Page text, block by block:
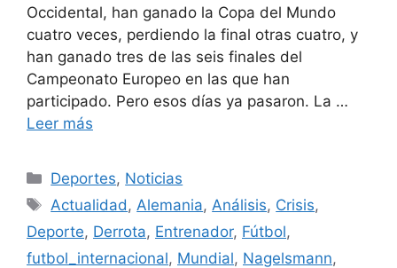
Occidental, han ganado la Copa del Mundo
cuatro veces, perdiendo la final otras cuatro, y
han ganado tres de las seis finales del
Campeonato Europeo en las que han
participado. Pero esos días ya pasaron. La …
Leer más
Categorías
Deportes, Noticias
Etiquetas
Actualidad , Alemania, Análisis, Crisis,
Deporte, Derrota, Entrenador, Fútbol,
futbol_internacional, Mundial, Nagelsmann,